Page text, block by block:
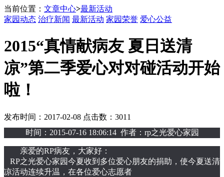
当前位置： 文章中心>最新活动
家园动态 治疗新闻 最新活动 家园荣誉 爱心公益
2015“真情献病友 夏日送清
凉”第二季爱心对对碰活动开始
啦！
发布时间：2017-02-08 点击数：3011
时间：2015-07-16 18:06:14 作者：rp之光爱心家园
亲爱的RP病友，大家好：
RP之光爱心家园今夏收到多位爱心朋友的捐助，使今夏送清
凉活动连续升温，在各位爱心志愿者